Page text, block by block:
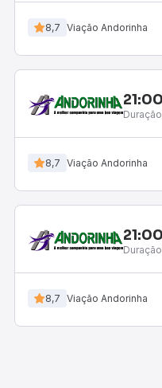
8,7 Viação Andorinha
21:00
8,7 Viação Andorinha
21:00
8,7 Viação Andorinha